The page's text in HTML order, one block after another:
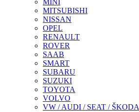
MINI
MITSUBISHI
NISSAN
OPEL
RENAULT
ROVER
SAAB
SMART
SUBARU
SUZUKI
TOYOTA
VOLVO
VW / AUDI / SEAT / ŠKODA